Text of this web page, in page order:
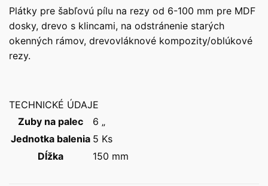
Plátky pre šabľovú pílu na rezy od 6-100 mm pre MDF
dosky, drevo s klincami, na odstránenie starých
okenných rámov, drevovláknové kompozity/oblúkové
rezy.
TECHNICKÉ ÚDAJE
Zuby na palec
6 „
Jednotka balenia 5 Ks
Dĺžka
150 mm